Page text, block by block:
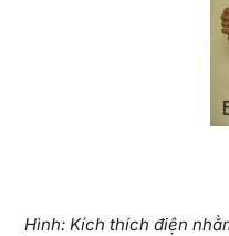
Hình: Kích thích điện